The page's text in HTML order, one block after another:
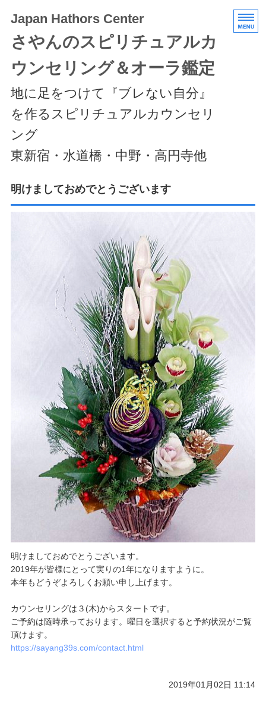
Japan Hathors Center
さやんのスピリチュアルカ
ウンセリング＆オーラ鑑定
地に足をつけて『ブレない自分』
を作るスピリチュアルカウンセリ
ング
東新宿・水道橋・中野・高円寺他
HOME
メニュー/料金
ご予約/お問い合わせ
明けましておめでとうございます
明けましておめでとうございます。
2019年が皆様にとって実りの1年になりますように。
本年もどうぞよろしくお願い申し上げます。
カウンセリングは３(木)からスタートです。
ご予約は随時承っております。曜日を選択すると予約状況がご覧
頂けます。
https://sayang39s.com/contact.html
2019年01月02日 11:14